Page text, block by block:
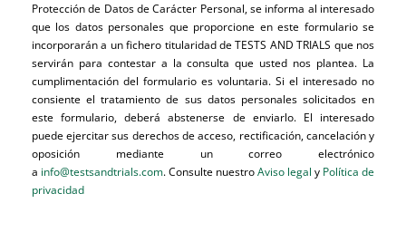
Protección de Datos de Carácter Personal, se informa al interesado
que los datos personales que proporcione en este formulario se
incorporarán a un fichero titularidad de TESTS AND TRIALS que nos
servirán para contestar a la consulta que usted nos plantea. La
cumplimentación del formulario es voluntaria. Si el interesado no
consiente el tratamiento de sus datos personales solicitados en
este formulario, deberá abstenerse de enviarlo. El interesado
puede ejercitar sus derechos de acceso, rectificación, cancelación y
oposición mediante un correo electrónico
a info@testsandtrials.com. Consulte nuestroAviso legal y Política de
privacidad